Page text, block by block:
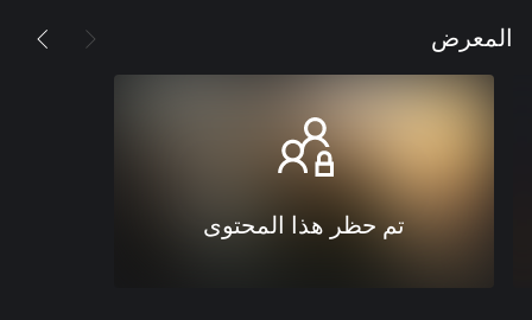
المعرض
تم حظر هذا المحتوى